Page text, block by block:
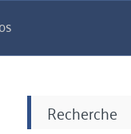
Recherche